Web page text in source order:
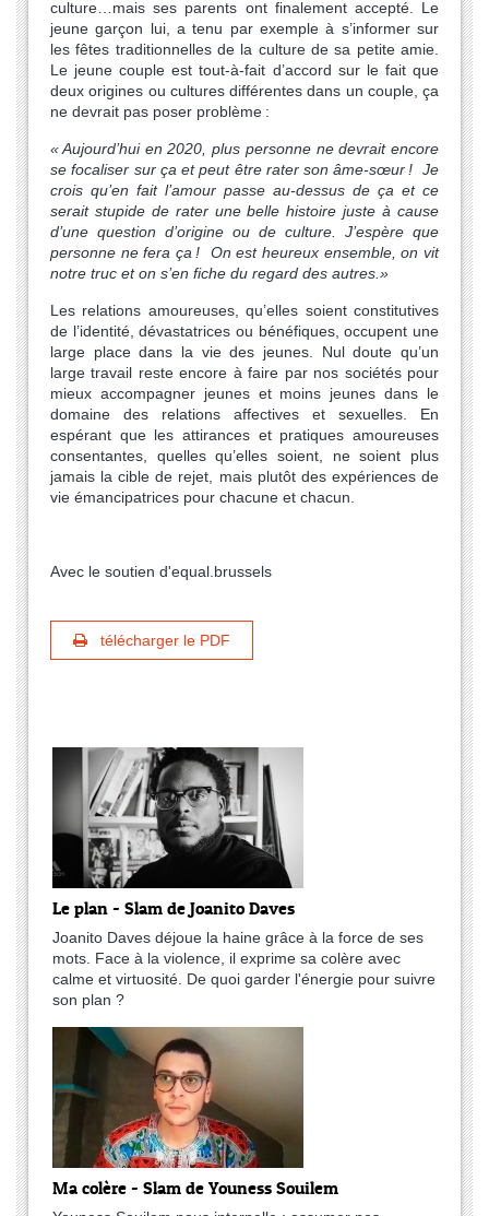
culture…mais ses parents ont finalement accepté. Le
jeune garçon lui, a tenu par exemple à s’informer sur
les fêtes traditionnelles de la culture de sa petite amie.
Le jeune couple est tout-à-fait d’accord sur le fait que
deux origines ou cultures différentes dans un couple, ça
ne devrait pas poser problème :
«Aujourd’hui en 2020, plus personne ne devrait encore
se focaliser sur ça et peut être rater son âme-sœur ! Je
crois qu’en fait l’amour passe au-dessus de ça et ce
serait stupide de rater une belle histoire juste à cause
d’une question d’origine ou de culture. J’espère que
personne ne fera ça! On est heureux ensemble, on vit
notre truc et on s’en fiche du regard des autres.»
Les relations amoureuses, qu’elles soient constitutives
de l’identité, dévastatrices ou bénéfiques, occupent une
large place dans la vie des jeunes. Nul doute qu’un
large travail reste encore à faire par nos sociétés pour
mieux accompagner jeunes et moins jeunes dans le
domaine des relations affectives et sexuelles. En
espérant que les attirances et pratiques amoureuses
consentantes, quelles qu’elles soient, ne soient plus
jamais la cible de rejet, mais plutôt des expériences de
vie émancipatrices pour chacune et chacun.
Avec le soutien d'equal.brussels
télécharger le PDF
Le plan - Slam de Joanito Daves
Joanito Daves déjoue la haine grâce à la force de ses
mots. Face à la violence, il exprime sa colère avec
calme et virtuosité. De quoi garder l'énergie pour suivre
son plan ?
Ma colère - Slam de Youness Souilem